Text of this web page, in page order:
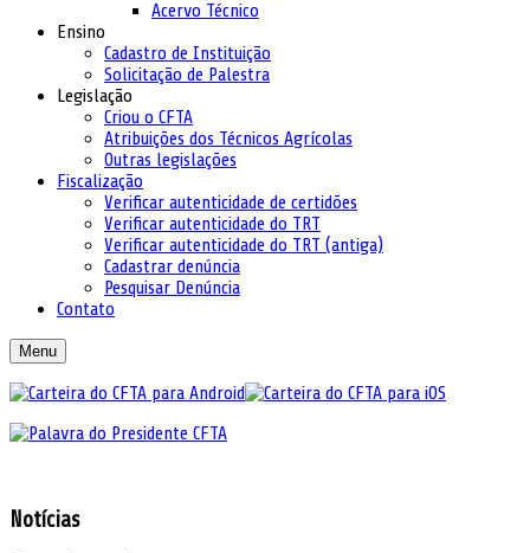
Acervo Técnico
Ensino
Cadastro de Instituição
Solicitação de Palestra
Legislação
Criou o CFTA
Atribuições dos Técnicos Agrícolas
Outras legislações
Fiscalização
Verificar autenticidade de certidões
Verificar autenticidade do TRT
Verificar autenticidade do TRT (antiga)
Cadastrar denúncia
Pesquisar Denúncia
Contato
Menu
Notícias